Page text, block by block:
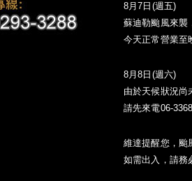
8月7日(週五)
蘇迪勒颱風來襲
今天正常營業至
8月8日(週六)
由於天候狀況尚
請先來電06-
維達提醒您，颱
如需出入，請務